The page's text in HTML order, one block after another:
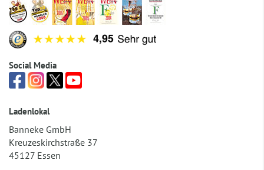
Social Media
Ladenlokal
Banneke GmbH
Kreuzeskirchstraße 37
45127 Essen